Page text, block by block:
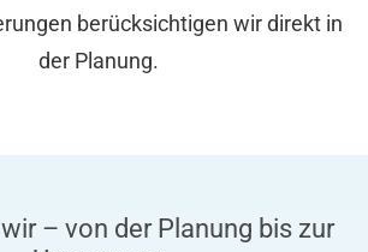
berücksichtigen wir direkt in
der Planung.
– von der Planung bis zur